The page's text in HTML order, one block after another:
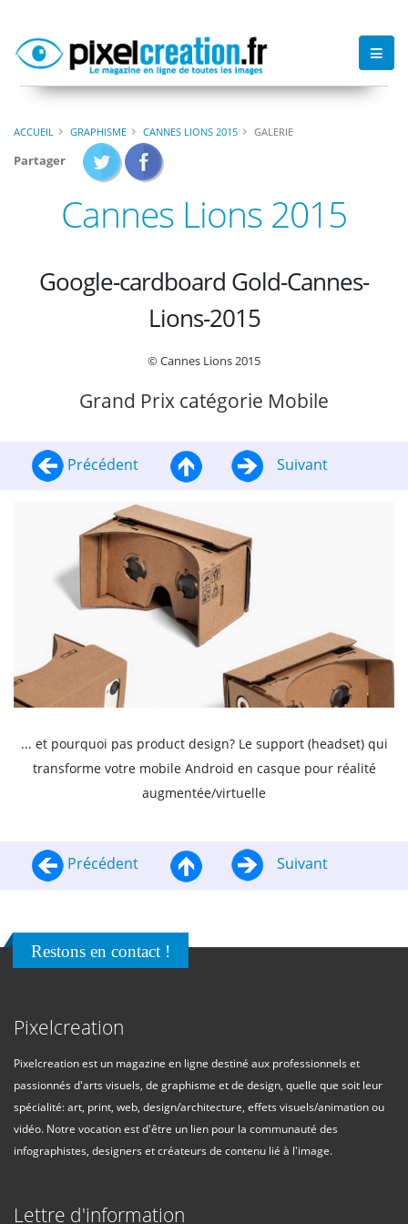
ACCUEIL GRAPHISME CANNES LIONS 2015 GALERIE
Partager
Cannes Lions 2015
Google-cardboard Gold-Cannes-
Lions-2015
© Cannes Lions 2015
Grand Prix catégorie Mobile
Précédent Suivant
... et pourquoi pas product design? Le support (headset) qui
transforme votre mobile Android en casque pour réalité
augmentée/virtuelle
Précédent Suivant
Restons en contact !
Pixelcreation
Pixelcreation est un magazine en ligne destiné aux professionnels et
passionnés d'arts visuels, de graphisme et de design, quelle que soit leur
spécialité: art, print, web, design/architecture, effets visuels/animation ou
vidéo. Notre vocation est d'être un lien pour la communauté des
infographistes, designers et créateurs de contenu lié à l'image.
Lettre d'information